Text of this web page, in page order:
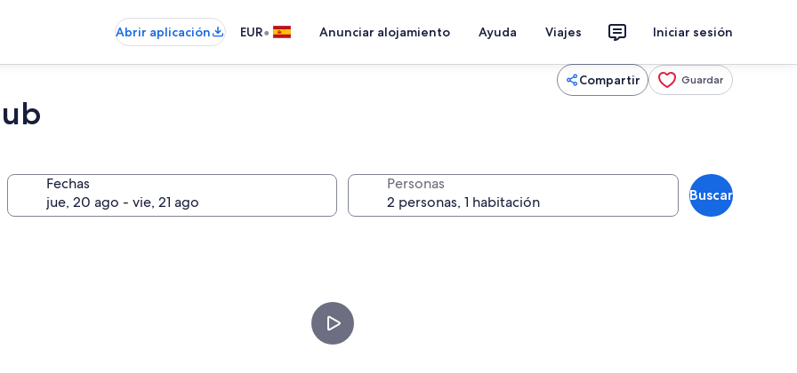
Abrir aplicación EUR• Anunciar alojamiento Ayuda Viajes Iniciar sesión
Compartir Guardar
Fechas Personas
Buscar